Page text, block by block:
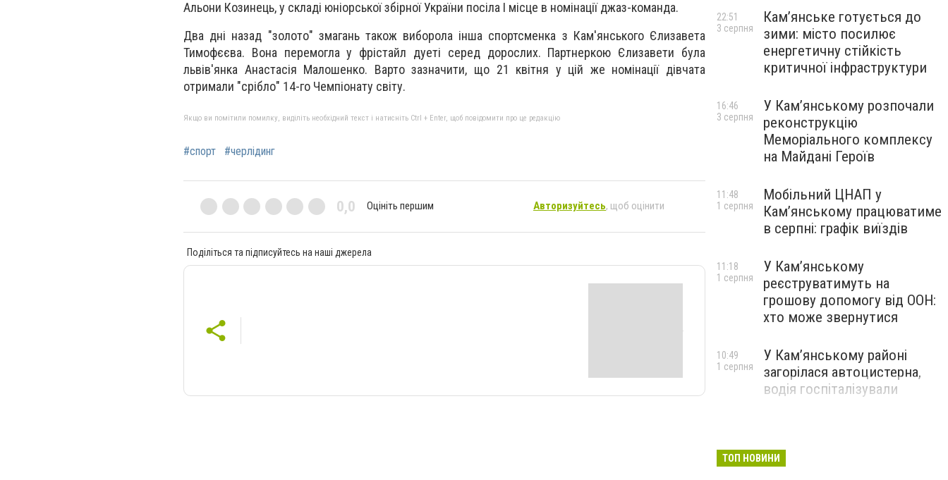
Альони Козинець, у складі юніорської збірної України посіла І місце в номінації джаз-команда.
Два дні назад "золото" змагань також виборола інша спортсменка з Кам'янського Єлизавета
Тимофєєва. Вона перемогла у фрістайл дуеті серед дорослих. Партнеркою Єлизавети була
львів'янка Анастасія Малошенко. Варто зазначити, що 21 квітня у цій же номінації дівчата
отримали "срібло" 14-го Чемпіонату світу.
Якщо ви помітили помилку, виділіть необхідний текст і натисніть Ctrl + Enter, щоб повідомити про це редакцію
#спорт #черлідинг
0,0 Оцініть першим Авторизуйтесь, щоб оцінити
Поділіться та підписуйтесь на наші джерела
Кам’янське готується до
зими: місто посилює
енергетичну стійкість
критичної інфраструктури
22:51
3 серпня
У Кам’янському розпочали
реконструкцію
Меморіального комплексу
на Майдані Героїв
16:46
3 серпня
Мобільний ЦНАП у
Кам’янському працюватиме
в серпні: графік виїздів
11:48
1 серпня
У Кам’янському
реєструватимуть на
грошову допомогу від ООН:
хто може звернутися
11:18
1 серпня
У Кам’янському районі
загорілася автоцистерна,
водія госпіталізували
10:49
1 серпня
ТОП НОВИНИ